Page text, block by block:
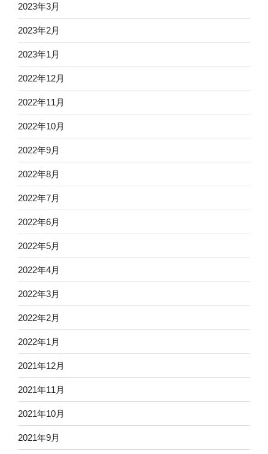
2023年3月
2023年2月
2023年1月
2022年12月
2022年11月
2022年10月
2022年9月
2022年8月
2022年7月
2022年6月
2022年5月
2022年4月
2022年3月
2022年2月
2022年1月
2021年12月
2021年11月
2021年10月
2021年9月